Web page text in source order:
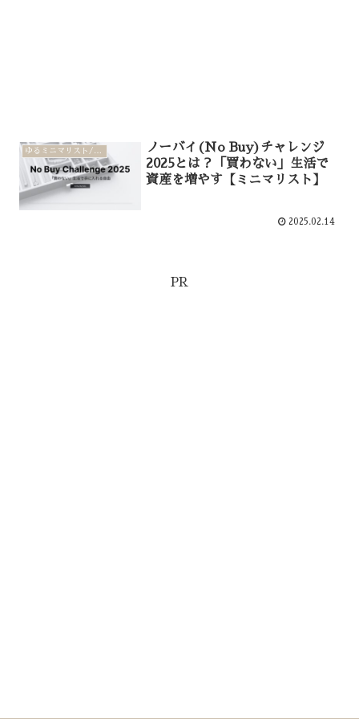
ノーバイ(No Buy)チャレンジ
2025とは？「買わない」生活で
資産を増やす【ミニマリスト】
2025.02.14
PR